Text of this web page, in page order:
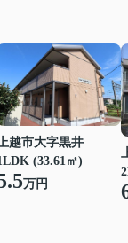
上越市大字黒井
(33.61㎡)
万円